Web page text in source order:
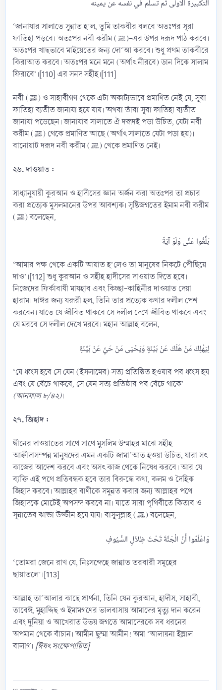
‘জানাযার সালাতে সুন্নাত হ’ল, তুমি তাকবীর বলবে অতঃপর সূরা
ফাতিহা পড়বে। অতঃপর নবী করীম (ﷺ)-এর উপর দরূদ পাঠ করবে।
অতঃপর খাছভাবে মাইয়েতের জন্য দো‘আ করবে। শুধু প্রথম তাকবীরে
কিরাআত করবে। অতঃপর মনে মনে (অর্থাৎ নীরবে) ডান দিকে সালাম
ফিরাবে’।[110] এর সনদ সহীহ।[111]
নবী (ﷺ) ও সাহাবীগণ থেকে এটা অকাট্যভাবে প্রমাণিত নেই যে, সূরা
ফাতিহা ব্যতীত জানাযা হয়ে যায়। অথবা তাঁরা সূরা ফাতিহা ব্যতীত
জানাযা পড়েছেন। জানাযার সালাতে ঐ দরূদই পড়া উচিত, যেটা নবী
করীম (ﷺ) থেকে প্রমাণিত আছে (অর্থাৎ সালাতে যেটা পড়া হয়)।
বানোয়াট দরূদ নবী করীম (ﷺ) থেকে প্রমাণিত নেই।
২৬. দাওয়াত :
সাধ্যানুযায়ী কুরআন ও হাদীসের জ্ঞান অর্জন করা অতঃপর তা প্রচার
করা প্রত্যেক মুসলমানের উপর আবশ্যক। সৃষ্টিজগতের ইমাম নবী করীম
(ﷺ) বলেছেন,
‘আমার পক্ষ থেকে একটি আয়াত হ’লেও তা মানুষের নিকটে পৌঁছিয়ে
দাও’।[112] শুধু কুরআন ও সহীহ হাদীসের দাওয়াত দিতে হবে।
নিজেদের ফির্কাবাযী মাযহাব এবং কিচ্ছা-কাহিনীর দাওয়াত দেয়া
হারাম। দাঈর জন্য যরূরী হল, তিনি তার প্রত্যেক কথার দলীল পেশ
করবেন। যাতে যে জীবিত থাকবে সে দলীল দেখে জীবিত থাকবে এবং
যে মরবে সে দলীল দেখে মরবে। মহান আল্লাহ বলেন,
‘যে ধ্বংস হবে সে যেন (ইসলামের) সত্য প্রতিষ্ঠিত হওয়ার পর ধ্বংস হয়
এবং যে বেঁচে থাকবে, সে যেন সত্য প্রতিষ্ঠার পর বেঁচে থাকে’
(আনফাল ৮/৪২)।
২৭. জিহাদ :
দ্বীনের দাওয়াতের সাথে সাথে মুসলিম উম্মাহর মাঝে সহীহ
আক্বীদাসম্পন্ন মানুষদের এমন একটি জামা‘আত হওয়া উচিত, যারা সৎ
কাজের আদেশ করবে এবং অসৎ কাজ থেকে নিষেধ করবে। আর যে
ব্যক্তি এই পথে প্রতিবন্ধক হবে তার বিরুদ্ধে কথা, কলম ও দৈহিক
জিহাদ করবে। আল্লাহর বাণীকে সমুন্নত করার জন্য আল্লাহর পথে
জিহাদকে মোটেই অপসন্দ করবে না। যাতে সারা পৃথিবীতে কিতাব ও
সুন্নাতের ঝান্ডা উড্ডীন হয়ে যায়। রাসূলুল্লাহ (ﷺ) বলেছেন,
‘তোমরা জেনে রাখ যে, নিঃসন্দেহে জান্নাত তরবারী সমূহের
ছায়াতলে’।[113]
আল্লাহ তা‘আলার কাছে প্রার্থনা, তিনি যেন কুরআন, হাদীস, সাহাবী,
তাবেঈ, মুহাদ্দিছ ও ইমামগণের ভালবাসায় আমাদের মৃত্যু দান করেন
এবং দুনিয়া ও আখেরাত উভয় জগতে আমাদেরকে সব ধরনের
অপমান থেকে বাঁচান। আমীন ছুম্মা আমীন! অমা ‘আলায়না ইল্লাল
বালাগ। [ঈষৎ সংক্ষেপায়িত]